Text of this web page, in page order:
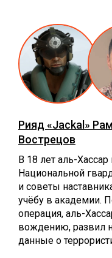
Рияд «Jackal»
Вострецов
В 18 лет аль-
Национальной
и советы
учёбу в академии.
операция, аль-
вождению, развил
данные о